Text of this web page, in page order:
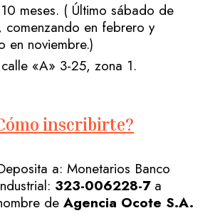
meses. ( Último sábado de
comenzando en febrero y
en noviembre.)
«A» 3-25, zona 1.
inscribirte?
a: Monetarios Banco
323-006228-7a
de Agencia Ocote S.A.